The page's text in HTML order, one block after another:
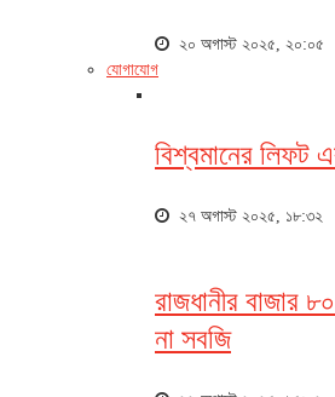
২০ অগাস্ট ২০২৫, ২০:০৫
যোগাযোগ
বিশ্বমানের লিফট
২৭ অগাস্ট ২০২৫, ১৮:৩২
রাজধানীর বাজার
না সবজি